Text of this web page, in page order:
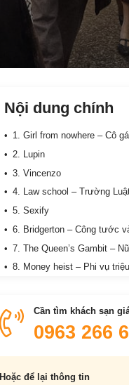
Nội dung chính
1. Girl from nowhere – Cô
2. Lupin
3. Vincenzo
4. Law school – Trường
5. Sexify
6. Bridgerton – Công tước
7. The Queen’s Gambit –
8. Money heist – Phi vụ
10. Breaking bad – Biến chất
Cần tìm khách sạn
0963 266
Hoặc để lại thông tin